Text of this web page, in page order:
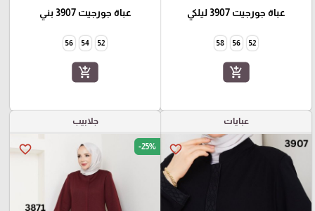
عباة جورجيت 3907 ليلكي
52
56
58
add_shopping_cart
عباة جورجيت 3907 بني
52
54
56
add_shopping_cart
عبايات
favorite_border
جلابيب
favorite_border -25%